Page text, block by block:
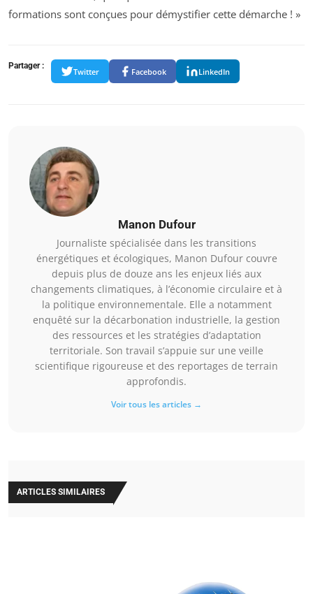
formations sont conçues pour démystifier cette démarche ! »
Partager :
Twitter Facebook LinkedIn
Manon Dufour
Journaliste spécialisée dans les transitions
énergétiques et écologiques, Manon Dufour couvre
depuis plus de douze ans les enjeux liés aux
changements climatiques, à l’économie circulaire et à
la politique environnementale. Elle a notamment
enquêté sur la décarbonation industrielle, la gestion
des ressources et les stratégies d’adaptation
territoriale. Son travail s’appuie sur une veille
scientifique rigoureuse et des reportages de terrain
approfondis.
Voir tous les articles →
ARTICLES SIMILAIRES